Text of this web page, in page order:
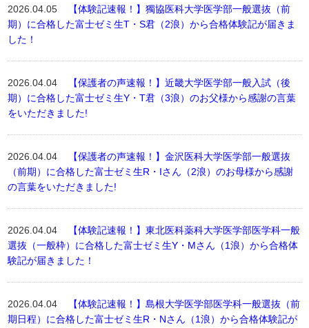
2026.04.05
【体験記速報！】獨協医科大学医学部一般選抜（前
期）に合格した富士ゼミ生T・S君（2浪）から合格体験記が届きま
した！
2026.04.04
【保護者の声速報！】近畿大学医学部一般入試（後
期）に合格した富士ゼミ生Y・T君（3浪）のお父様から感謝の言葉
をいただきました!
2026.04.04
【保護者の声速報！】金沢医科大学医学部一般選抜
（前期）に合格した富士ゼミ生R・Iさん（2浪）のお母様から感謝
の言葉をいただきました!
2026.04.04
【体験記速報！】東北医科薬科大学医学部医学科一般
選抜（一般枠）に合格した富士ゼミ生Y・Mさん（1浪）から合格体
験記が届きました！
2026.04.04
【体験記速報！】島根大学医学部医学科一般選抜（前
期日程）に合格した富士ゼミ生R・Nさん（1浪）から合格体験記が